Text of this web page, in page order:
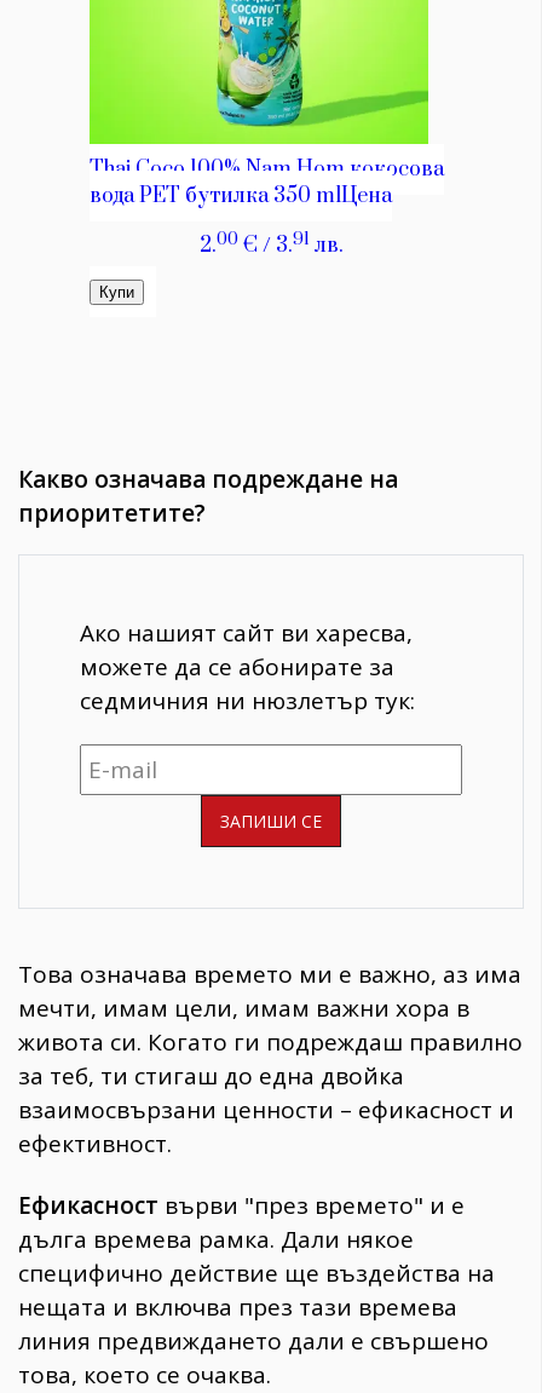
Какво означава подреждане на
приоритетите?
Ако нашият сайт ви харесва,
можете да се абонирате за
седмичния ни нюзлетър тук:
Това означава времето ми е важно, аз има
мечти, имам цели, имам важни хора в
живота си. Когато ги подреждаш правилно
за теб, ти стигаш до една двойка
взаимосвързани ценности – ефикасност и
ефективност.
Ефикасност върви "през времето" и е
дълга времева рамка. Дали някое
специфично действие ще въздейства на
нещата и включва през тази времева
линия предвиждането дали е свършено
това, което се очаква.